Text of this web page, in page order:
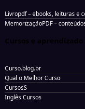
Livropdf– ebooks, leituras e
MemorizaçãoPDF–
Cursos e
Curso.blog.br
Qual o Melhor Curso
CursosS
Inglês Cursos